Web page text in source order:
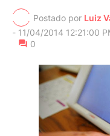
Postado por Luiz
- 11/04/2014 12:21:00
0